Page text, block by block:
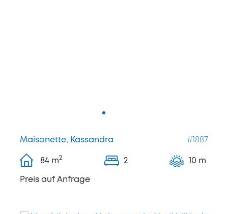
Maisonette, Kassandra #1887
84 m2 2 10 m
Preis auf Anfrage